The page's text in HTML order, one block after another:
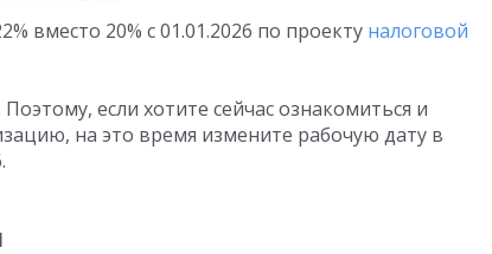
вместо 20% с 01.01.2026 по проекту налоговой
если хотите сейчас ознакомиться и
на это время измените рабочую дату в